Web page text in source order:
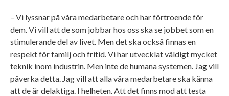
– Vi lyssnar på våra medarbetare och har förtroende för
dem. Vi vill att de som jobbar hos oss ska se jobbet som en
stimulerande del av livet. Men det ska också finnas en
respekt för familj och fritid. Vi har utvecklat väldigt mycket
teknik inom industrin. Men inte de humana systemen. Jag vill
påverka detta. Jag vill att alla våra medarbetare ska känna
att de är delaktiga. I helheten. Att det finns mod att testa